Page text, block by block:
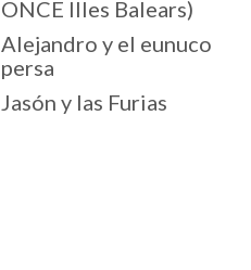
ONCE Illes Balears)
Alejandro y el eunuco
persa
Jasón y las Furias